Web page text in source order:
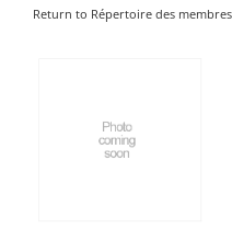
Return to Répertoire des membres